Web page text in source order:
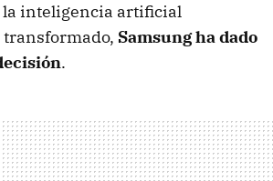
la inteligencia artificial
Samsung ha dado
.